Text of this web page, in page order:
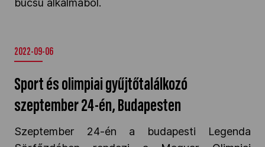
Társszervezetek
OVEP
búcsú alkalmából.
2022-09-06
Sport és olimpiai gyűjtőtalálkozó
szeptember 24-én, Budapesten
Szeptember 24-én a budapesti Legenda